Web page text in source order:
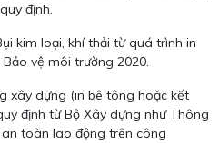
định.
kim loại, khí thải từ quá trình in
vệ môi trường 2020.
xây dựng (in bê tông hoặc kết
định từ Bộ Xây dựng như Thông
toàn lao động trên công